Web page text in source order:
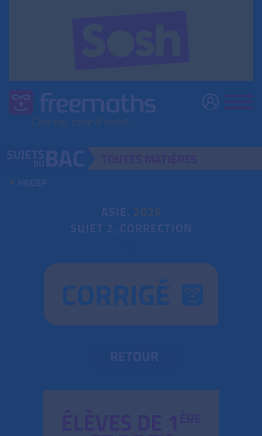
HGGSP
ASIE, 2025
SUJET 2, CORRECTION
CORRIGÉ
RETOUR